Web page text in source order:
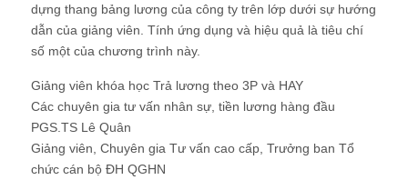
dựng thang bảng lương của công ty trên lớp dưới sự hướng
dẫn của giảng viên. Tính ứng dụng và hiệu quả là tiêu chí
số một của chương trình này.
Giảng viên khóa học Trả lương theo 3P và HAY
Các chuyên gia tư vấn nhân sự, tiền lương hàng đầu
PGS.TS Lê Quân
Giảng viên, Chuyên gia Tư vấn cao cấp, Trưởng ban Tổ
chức cán bộ ĐH QGHN